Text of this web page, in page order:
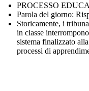
PROCESSO
Parola del giorno:
Storicamente, i
in classe
sistema finalizzato
processi di